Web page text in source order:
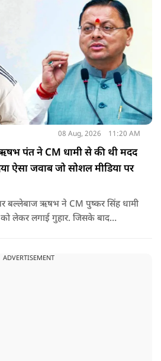
08 Aug, 2026 11:20 AM
पंत ने CM धामी से की थी मदद
ऐसा जवाब जो सोशल मीडिया पर
बल्लेबाज ऋषभ ने CM पुष्कर सिंह धामी
लेकर लगाई गुहार. जिसके बाद
ADVERTISEMENT